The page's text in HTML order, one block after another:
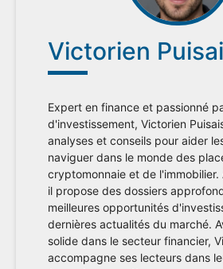
Victorien
Expert en finance et passionné
d'investissement, Victorien
analyses et conseils pour aider
naviguer dans le monde des
cryptomonnaie et de l'immobilier.
il propose des dossiers
meilleures opportunités
dernières actualités du marché.
solide dans le secteur financier,
accompagne ses lecteurs dans